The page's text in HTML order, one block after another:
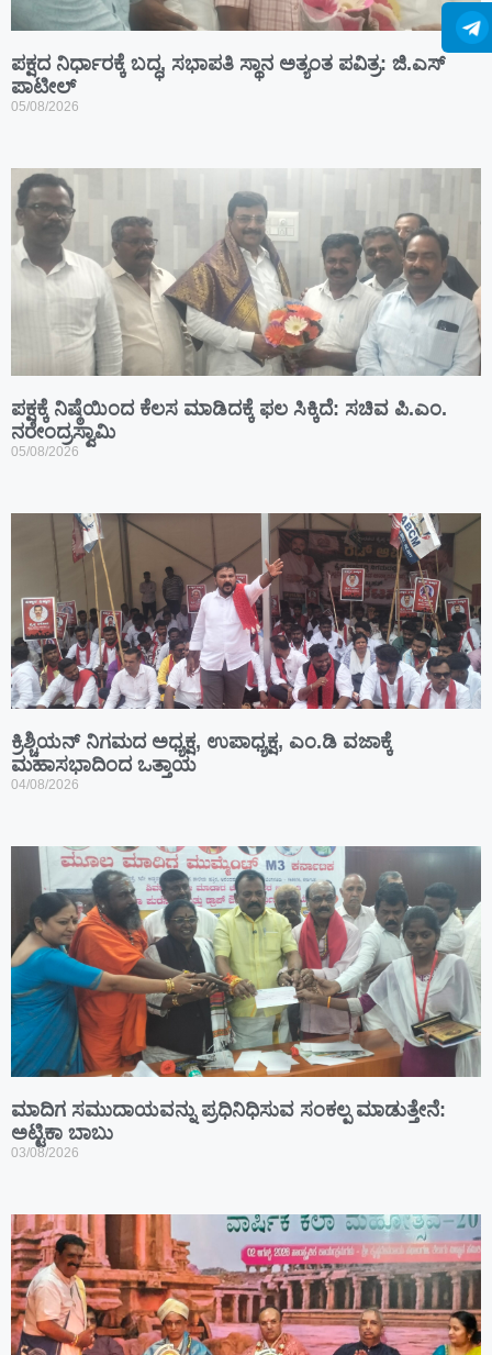
ಪಕ್ಷದ ನಿರ್ಧಾರಕ್ಕೆ ಬದ್ಧ, ಸಭಾಪತಿ ಸ್ಥಾನ ಅತ್ಯಂತ ಪವಿತ್ರ: ಜಿ.ಎಸ್
ಪಾಟೀಲ್
05/08/2026
ಪಕ್ಷಕ್ಕೆ ನಿಷ್ಠೆಯಿಂದ ಕೆಲಸ ಮಾಡಿದಕ್ಕೆ ಫಲ ಸಿಕ್ಕಿದೆ: ಸಚಿವ ಪಿ.ಎಂ.
ನರೇಂದ್ರಸ್ವಾಮಿ
05/08/2026
ಕ್ರಿಶ್ಚಿಯನ್ ನಿಗಮದ ಅಧ್ಯಕ್ಷ, ಉಪಾಧ್ಯಕ್ಷ, ಎಂ.ಡಿ ವಜಾಕ್ಕೆ
ಮಹಾಸಭಾದಿಂದ ಒತ್ತಾಯ
04/08/2026
ಮಾದಿಗ ಸಮುದಾಯವನ್ನು ಪ್ರಧಿನಿಧಿಸುವ ಸಂಕಲ್ಪ ಮಾಡುತ್ತೇನೆ:
ಅಟ್ಟಿಕಾ ಬಾಬು
03/08/2026